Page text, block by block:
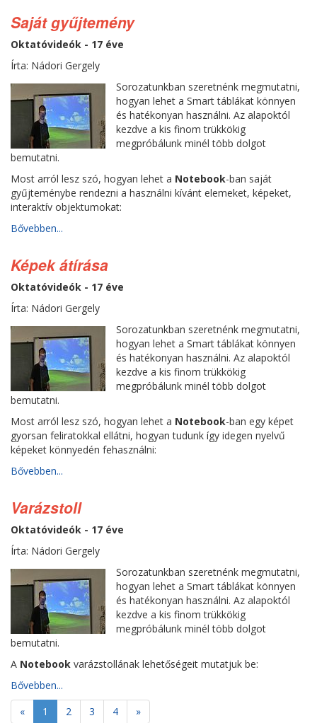
Saját gyűjtemény
Oktatóvideók - 17 éve
Írta: Nádori Gergely
Sorozatunkban szeretnénk megmutatni,
hogyan lehet a Smart táblákat könnyen
és hatékonyan használni. Az alapoktól
kezdve a kis finom trükkökig
megpróbálunk minél több dolgot
bemutatni.
Most arról lesz szó, hogyan lehet a Notebook-ban saját
gyűjteménybe rendezni a használni kívánt elemeket, képeket,
interaktív objektumokat:
Bővebben...
Képek átírása
Oktatóvideók - 17 éve
Írta: Nádori Gergely
Sorozatunkban szeretnénk megmutatni,
hogyan lehet a Smart táblákat könnyen
és hatékonyan használni. Az alapoktól
kezdve a kis finom trükkökig
megpróbálunk minél több dolgot
bemutatni.
Most arról lesz szó, hogyan lehet a Notebook-ban egy képet
gyorsan feliratokkal ellátni, hogyan tudunk így idegen nyelvű
képeket könnyedén fehasználni:
Bővebben...
Varázstoll
Oktatóvideók - 17 éve
Írta: Nádori Gergely
Sorozatunkban szeretnénk megmutatni,
hogyan lehet a Smart táblákat könnyen
és hatékonyan használni. Az alapoktól
kezdve a kis finom trükkökig
megpróbálunk minél több dolgot
bemutatni.
A Notebook varázstollának lehetőségeit mutatjuk be:
Bővebben...
«
1 2 3 4 »